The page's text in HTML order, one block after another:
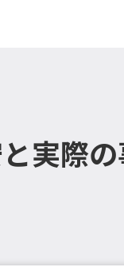
実際